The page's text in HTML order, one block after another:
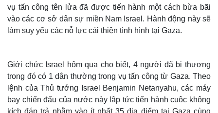
vụ tấn công tên lửa đã được tiến hành một cách bừa bãi
vào các cơ sở dân sự miền Nam Israel. Hành động này sẽ
làm suy yếu các nỗ lực cải thiện tình hình tại Gaza.
Giới chức Israel hôm qua cho biết, 4 người đã bị thương
trong đó có 1 dân thường trong vụ tấn công từ Gaza. Theo
lệnh của Thủ tướng Israel Benjamin Netanyahu, các máy
bay chiến đấu của nước này lập tức tiến hành cuộc không
kích đáp trả nhằm vào ít nhất 35 địa điểm tại Gaza cùng